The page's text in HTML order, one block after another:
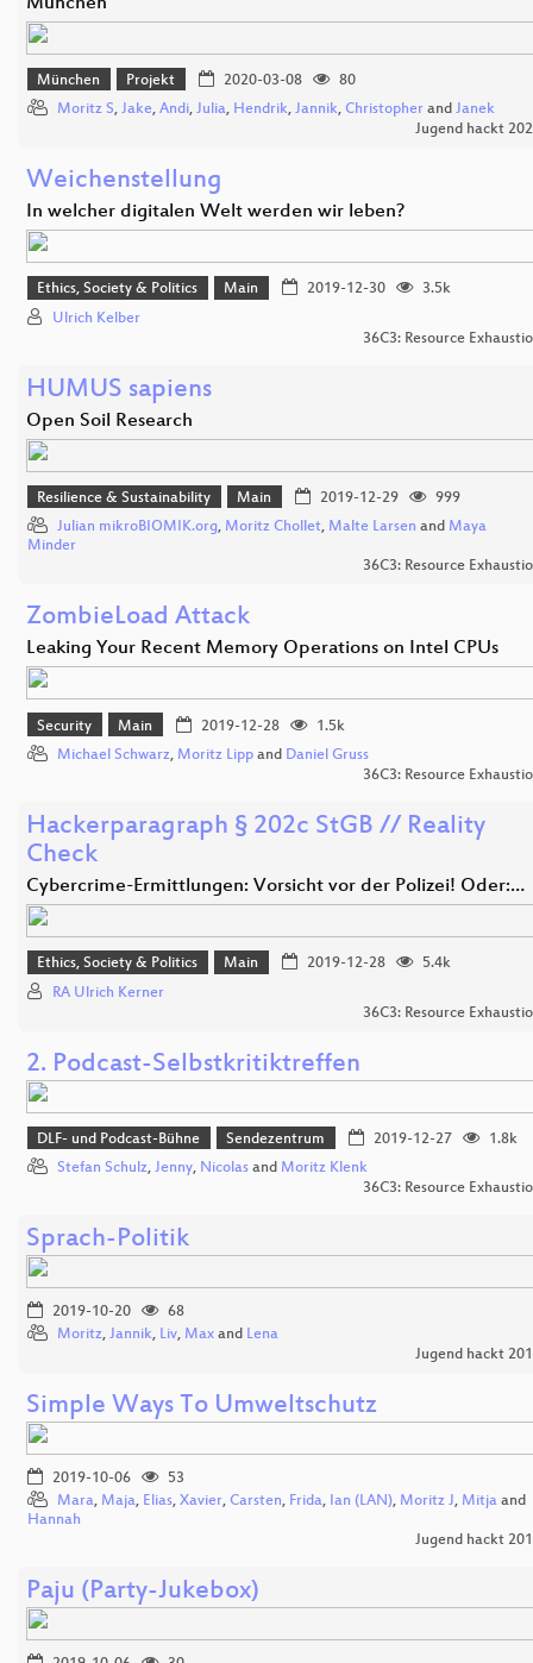
München Projekt 2020-03-08
80
Moritz S, Jake, Andi, Julia, Hendrik, Jannik, Christopher and Janek
Jugend hackt
Weichenstellung
In welcher digitalen Welt werden wir leben?
Ethics, Society & Politics Main 2019-12-30
3.5k
Ulrich Kelber
36C3: Resource
HUMUS sapiens
Open Soil Research
Resilience & Sustainability Main 2019-12-29
999
Julian mikroBIOMIK.org, Moritz Chollet, Malte Larsen and Maya
Minder
36C3: Resource
ZombieLoad Attack
Leaking Your Recent Memory Operations on Intel CPUs
Security Main 2019-12-28
1.5k
Michael Schwarz, Moritz Lipp and Daniel Gruss
36C3: Resource
Hackerparagraph § 202c StGB // Reality
Check
Cybercrime-Ermittlungen: Vorsicht vor der Polizei! Oder:…
Ethics, Society & Politics Main 2019-12-28
5.4k
RA Ulrich Kerner
36C3: Resource
2. Podcast-Selbstkritiktreffen
DLF- und Podcast-Bühne Sendezentrum 2019-12-27
1.8k
Stefan Schulz, Jenny, Nicolas and Moritz Klenk
36C3: Resource
Sprach-Politik
2019-10-20
68
Moritz, Jannik, Liv, Max and Lena
Jugend hackt
Simple Ways To Umweltschutz
2019-10-06
53
Mara, Maja, Elias, Xavier, Carsten, Frida, Ian (LAN), Moritz J, Mitja and
Hannah
Jugend hackt
Paju (Party-Jukebox)